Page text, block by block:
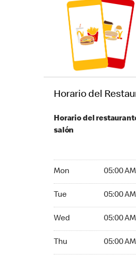
Horario del
Horario del
salón
Mon 05:00
Tue 05:00
Wed 05:00
Thu 05:00